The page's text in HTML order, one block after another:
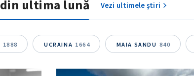
din ultima lună Vezi ultimele știri
1888 UCRAINA 1664 MAIA SANDU 840